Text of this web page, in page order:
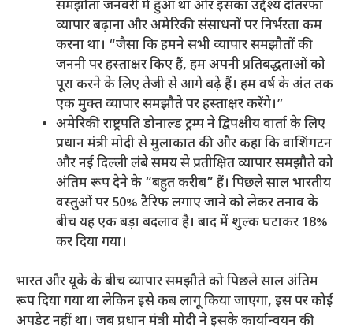
समझौता जनवरी में हुआ था और इसका उद्देश्य दोतरफा
व्यापार बढ़ाना और अमेरिकी संसाधनों पर निर्भरता कम
करना था। “जैसा कि हमने सभी व्यापार समझौतों की
जननी पर हस्ताक्षर किए हैं, हम अपनी प्रतिबद्धताओं को
पूरा करने के लिए तेजी से आगे बढ़े हैं। हम वर्ष के अंत तक
एक मुक्त व्यापार समझौते पर हस्ताक्षर करेंगे।”
अमेरिकी राष्ट्रपति डोनाल्ड ट्रम्प ने द्विपक्षीय वार्ता के लिए
प्रधान मंत्री मोदी से मुलाकात की और कहा कि वाशिंगटन
और नई दिल्ली लंबे समय से प्रतीक्षित व्यापार समझौते को
अंतिम रूप देने के “बहुत करीब” हैं। पिछले साल भारतीय
वस्तुओं पर 50% टैरिफ लगाए जाने को लेकर तनाव के
बीच यह एक बड़ा बदलाव है। बाद में शुल्क घटाकर 18%
कर दिया गया।
भारत और यूके के बीच व्यापार समझौते को पिछले साल अंतिम
रूप दिया गया था लेकिन इसे कब लागू किया जाएगा, इस पर कोई
अपडेट नहीं था। जब प्रधान मंत्री मोदी ने इसके कार्यान्वयन की